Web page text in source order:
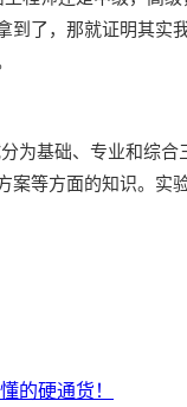
了，那就证明其
为基础、专业和综
等方面的知识。
的硬通货！